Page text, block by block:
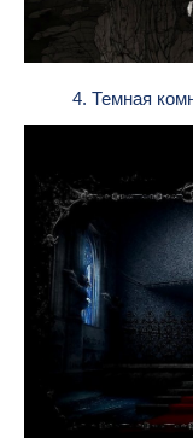
4. Темная